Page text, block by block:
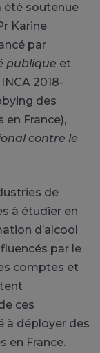
été soutenue
Karine
par
publique et
2018-
des
France),
contre le
de
à étudier en
d’alcool
par le
comptes et
ces
à déployer des
en France.